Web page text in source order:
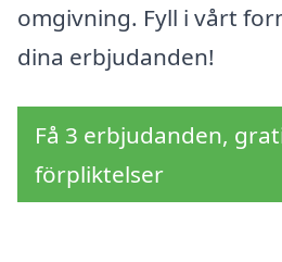
omgivning. Fyll i vårt
dina erbjudanden!
Få 3 erbjudanden,
förpliktelser